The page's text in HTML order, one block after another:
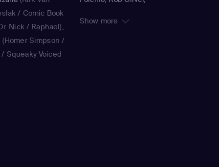
/ Comic Book
Nick / Raphael),
(Homer Simpson /
Squeaky Voiced
voice)
K., Jorge R. Gutiérrez,
Show more